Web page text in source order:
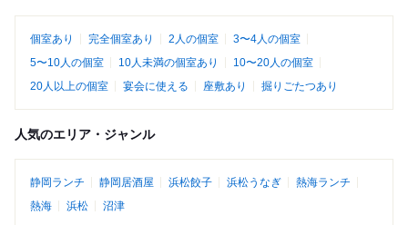
個室あり 完全個室あり 2人の個室
3〜4人の個室
5〜10人の個室
10人未満の個室あり
10〜20人の個室
20人以上の個室
宴会に使える 座敷あり 掘りごたつあり
人気のエリア・ジャンル
静岡ランチ 静岡居酒屋 浜松餃子 浜松うなぎ
熱海ランチ
熱海
浜松 沼津